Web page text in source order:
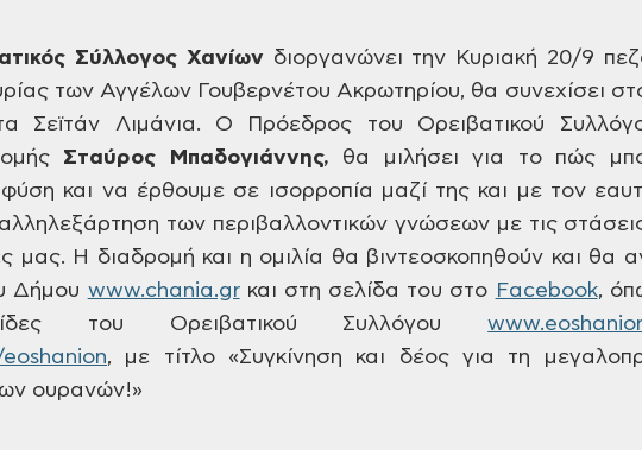
Σύλλογος Χανίων διοργανώνει την Κυριακή 20/9
των ΑγγέλωνΓουβερνέτου Ακρωτηρίου, θα συνεχίσει
Σεϊτάν Λιμάνια. Ο Πρόεδρος του Ορειβατικού
Σταύρος Μπαδογιάννης, θα μιλήσει για το πώς
και να έρθουμεσε ισορροπία μαζί της και με τον
αλληλεξάρτηση των περιβαλλοντικών γνώσεων με τις
μας. Η διαδρομή και η ομιλία θα βιντεοσκοπηθούν και θα
Δήμου www.chania.grκαι στη σελίδα του στο Facebook,
του Ορειβατικού Συλλόγου
, με τίτλο «Συγκίνηση και δέος για τη
ουρανών!»